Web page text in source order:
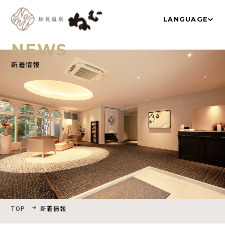
LANGUAGE
温泉
ネムノキ茶屋 新着情報
アクセス よくあるご質問
採用情報 プライバシーポリシー
NEWS
新着情報
TOP 新着情報